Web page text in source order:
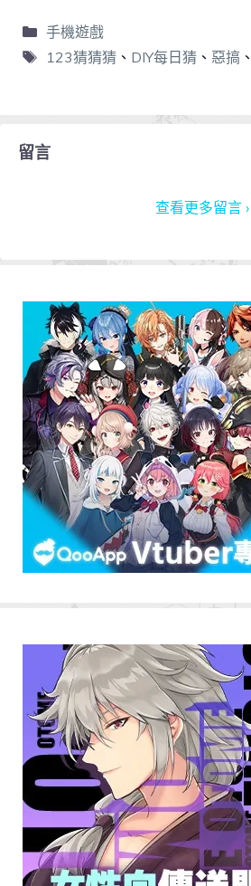
手機遊戲
123猜猜猜、 DIY每日猜、 惡搞 、
留言
查看更多留言 ›